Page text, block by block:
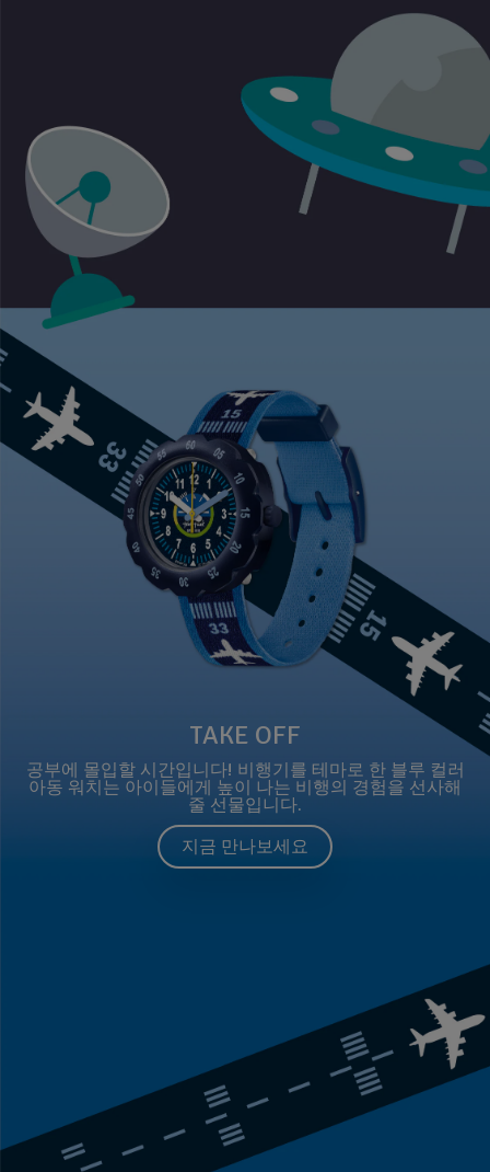
TAKE OFF
공부에 몰입할 시간입니다! 비행기를 테마로 한 블루 컬러
아동 워치는 아이들에게 높이 나는 비행의 경험을 선사해
줄 선물입니다.
지금 만나보세요